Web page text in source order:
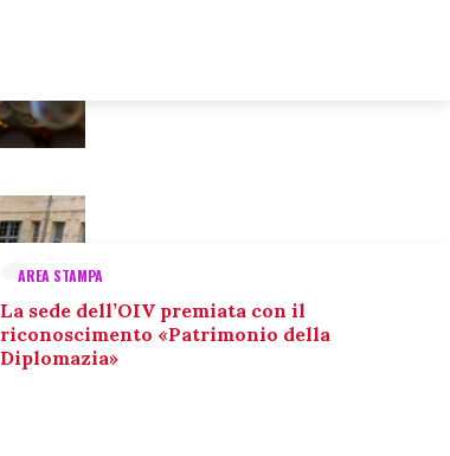
AREA STAMPA
La sede dell’OIV premiata con il
riconoscimento «Patrimonio della
Diplomazia»